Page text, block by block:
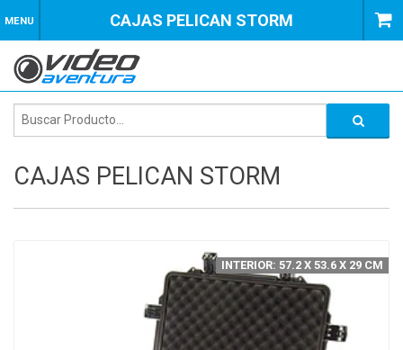
MENU CAJAS PELICAN STORM
CAJAS PELICAN STORM
INTERIOR: 57.2 X 53.6 X 29 CM